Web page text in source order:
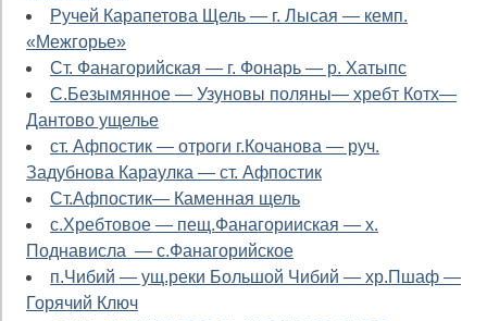
Ручей Карапетова Щель — г. Лысая — кемп.
«Межгорье»
Ст. Фанагорийская — г. Фонарь — р. Хатыпс
С.Безымянное — Узуновы поляны— хребт Котх—
Дантово ущелье
ст. Афпостик — отроги г.Кочанова — руч.
Задубнова Караулка — ст. Афпостик
Cт.Афпостик— Каменная щель
с.Хребтовое — пещ.Фанагорииская — х.
Поднависла — с.Фанагорийское
п.Чибий — ущ.реки Большой Чибий — хр.Пшаф —
Горячий Ключ